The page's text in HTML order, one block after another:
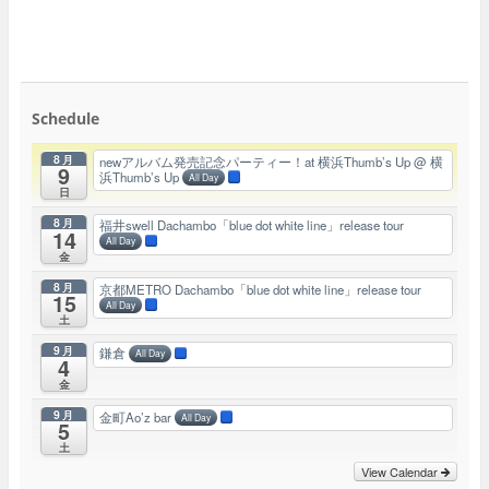
Schedule
8月
9
日
newアルバム発売記念パーティー！at 横浜Thumb’s Up@ 横
浜Thumb’s Up
All Day
8月
14
金
福井swell Dachambo「blue dot white line」release tour
All Day
8月
15
土
京都METRO Dachambo「blue dot white line」release tour
All Day
9月
4
金
鎌倉 All Day
9月
5
土
金町Ao’z bar All Day
View Calendar